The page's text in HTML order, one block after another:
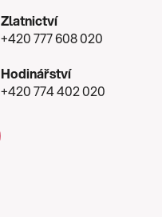
Zlatnictví
+420 777 608 020
Hodinářství
+420 774 402 020